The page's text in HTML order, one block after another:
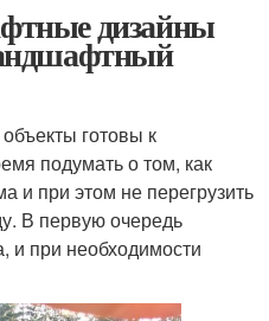
дизайны
готовы к
подумать о том, как
и при этом не перегрузить
В первую очередь
и при необходимости